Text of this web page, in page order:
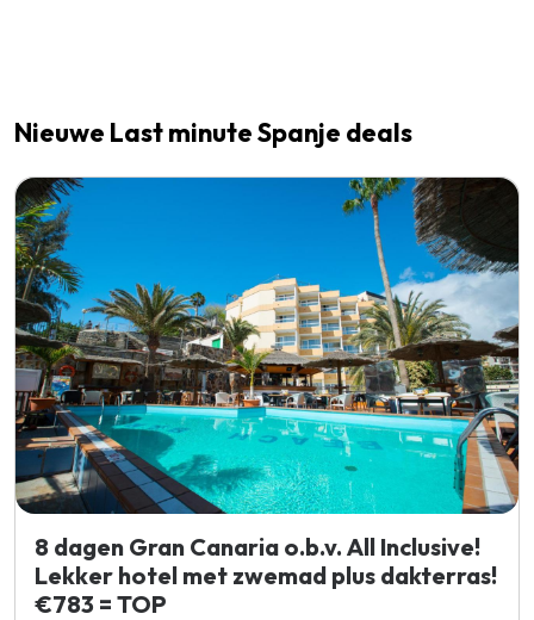
Nieuwe Last minute Spanje deals
8 dagen Gran Canaria o.b.v. All Inclusive!
Lekker hotel met zwemad plus dakterras!
€783 = TOP